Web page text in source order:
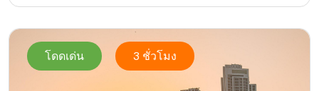
โดดเด่น 3 ชั่วโมง